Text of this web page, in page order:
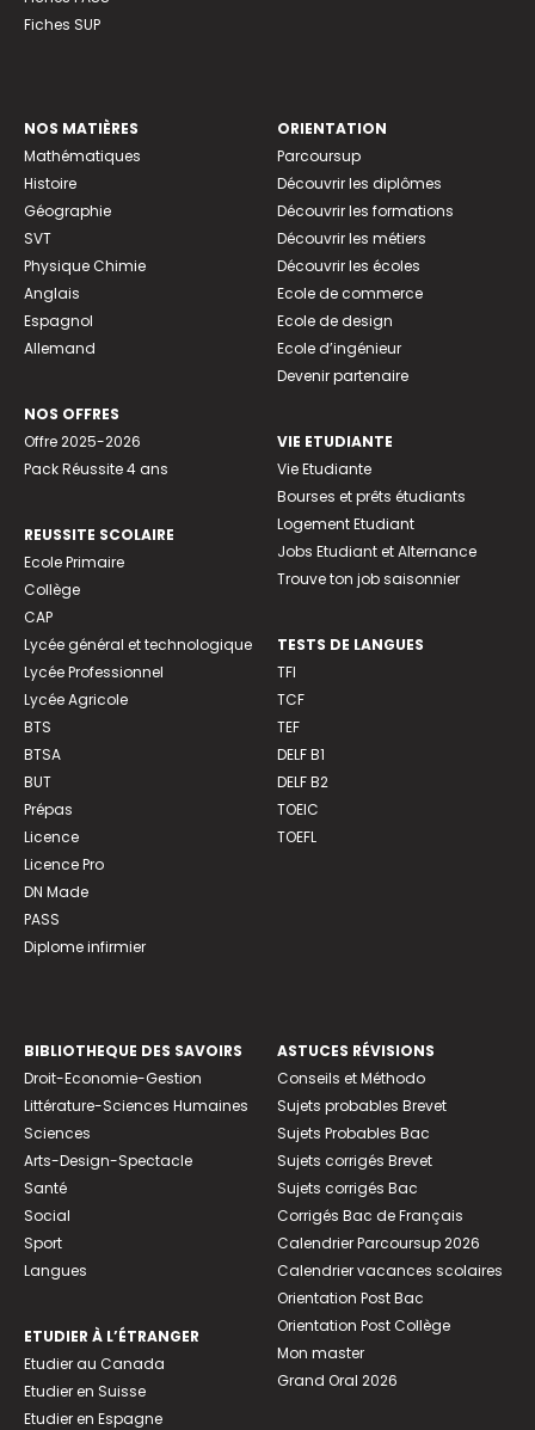
Fiches SUP
NOS MATIÈRES
Mathématiques
Histoire
Géographie
SVT
Physique Chimie
Anglais
Espagnol
Allemand
NOS OFFRES
Offre 2025-2026
Pack Réussite 4 ans
REUSSITE SCOLAIRE
Ecole Primaire
Collège
CAP
Lycée général et technologique
Lycée Professionnel
Lycée Agricole
BTS
BTSA
BUT
Prépas
Licence
Licence Pro
DN Made
PASS
Diplome infirmier
ORIENTATION
Parcoursup
Découvrir les diplômes
Découvrir les formations
Découvrir les métiers
Découvrir les écoles
Ecole de commerce
Ecole de design
Ecole d’ingénieur
Devenir partenaire
VIE ETUDIANTE
Vie Etudiante
Bourses et prêts étudiants
Logement Etudiant
Jobs Etudiant et Alternance
Trouve ton job saisonnier
TESTS DE LANGUES
TFI
TCF
TEF
DELF B1
DELF B2
TOEIC
TOEFL
BIBLIOTHEQUE DES SAVOIRS
Droit-Economie-Gestion
Littérature-Sciences Humaines
Sciences
Arts-Design-Spectacle
Santé
Social
Sport
Langues
ETUDIER À L’ÉTRANGER
Etudier au Canada
Etudier en Suisse
Etudier en Espagne
ASTUCES RÉVISIONS
Conseils et Méthodo
Sujets probables Brevet
Sujets Probables Bac
Sujets corrigés Brevet
Sujets corrigés Bac
Corrigés Bac de Français
Calendrier Parcoursup 2026
Calendrier vacances scolaires
Orientation Post Bac
Orientation Post Collège
Mon master
Grand Oral 2026